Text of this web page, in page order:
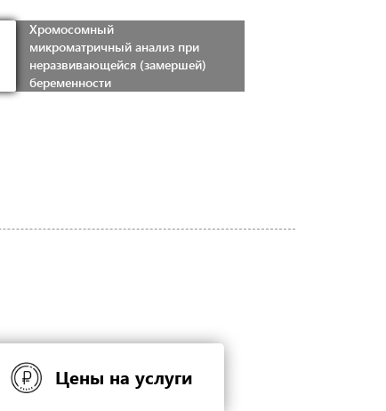
Хромосомный
микроматричный анализ при
неразвивающейся (замершей)
беременности
Цены на услуги